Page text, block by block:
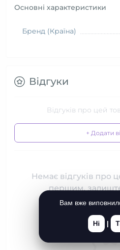
Основні характеристики
Бренд (Країна)
Відгуки
Відгуків про цей
+ Додати
Немає відгуків про
першим, залиште
Вам вже
Ні |